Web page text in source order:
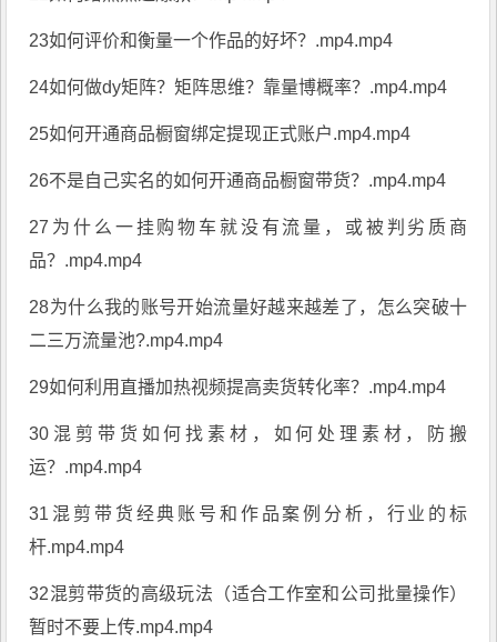
23如何评价和衡量一个作品的好坏？.mp4.mp4
24如何做dy矩阵？矩阵思维？靠量博概率？.mp4.mp4
25如何开通商品橱窗绑定提现正式账户.mp4.mp4
26不是自己实名的如何开通商品橱窗带货？.mp4.mp4
27为什么一挂购物车就没有流量，或被判劣质商
品？.mp4.mp4
28为什么我的账号开始流量好越来越差了，怎么突破十
二三万流量池?.mp4.mp4
29如何利用直播加热视频提高卖货转化率？.mp4.mp4
30混剪带货如何找素材，如何处理素材，防搬
运？.mp4.mp4
31混剪带货经典账号和作品案例分析，行业的标
杆.mp4.mp4
32混剪带货的高级玩法（适合工作室和公司批量操作）
暂时不要上传.mp4.mp4